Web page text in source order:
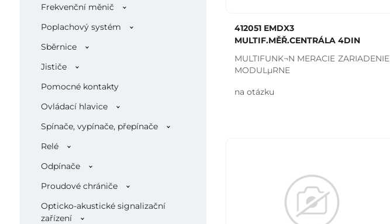
Frekvenční měnič
Poplachový systém
Sběrnice
Jističe
Pomocné kontakty
Ovládací hlavice
Spínače, vypínače, přepínače
Relé
Odpínače
Proudové chrániče
Opticko-akustické signalizační
zařízení
412051 EMDX3
MULTIF.MĚŘ.CENTRÁLA 4DIN
MULTIFUNK¬N MERACIE ZARIADENIE
MODULµRNE
na otázku